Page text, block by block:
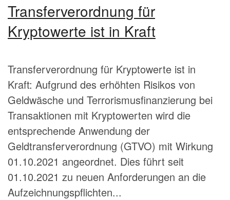
Transferverordnung für
Kryptowerte ist in Kraft
Transferverordnung für Kryptowerte ist in
Kraft: Aufgrund des erhöhten Risikos von
Geldwäsche und Terrorismusfinanzierung bei
Transaktionen mit Kryptowerten wird die
entsprechende Anwendung der
Geldtransferverordnung (GTVO) mit Wirkung
01.10.2021 angeordnet. Dies führt seit
01.10.2021 zu neuen Anforderungen an die
Aufzeichnungspflichten...